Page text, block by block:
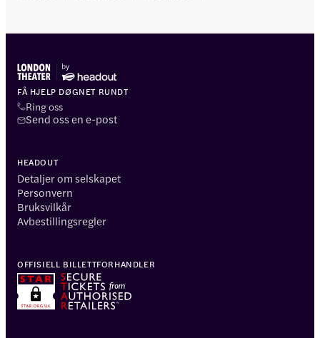
FÅ HJELP DØGNET RUNDT
Ring oss
Send oss en e-post
HEADOUT
Detaljer om selskapet
Personvern
Bruksvilkår
Avbestillingsregler
OFFISIELL BILLETTFORHANDLER